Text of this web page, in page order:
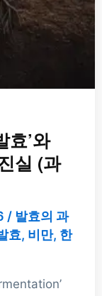
효’와
실 (과
/ 발효의 과
효, 비만, 한